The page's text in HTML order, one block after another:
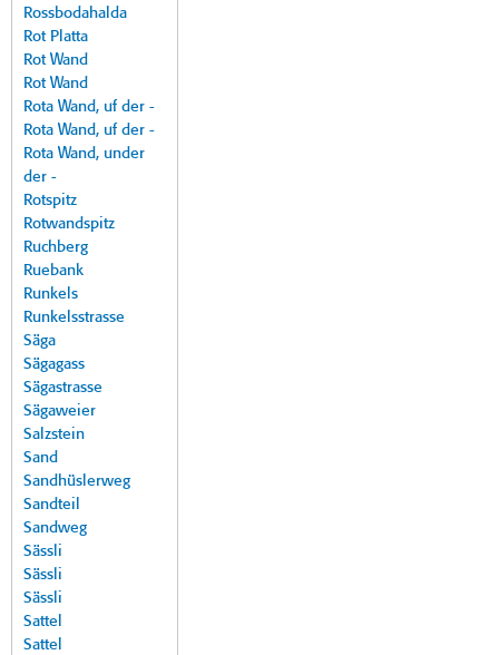
Rossbodahalda
Rot Platta
Rot Wand
Rot Wand
Rota Wand, uf der -
Rota Wand, uf der -
Rota Wand, under
der -
Rotspitz
Rotwandspitz
Ruchberg
Ruebank
Runkels
Runkelsstrasse
Säga
Sägagass
Sägastrasse
Sägaweier
Salzstein
Sand
Sandhüslerweg
Sandteil
Sandweg
Sässli
Sässli
Sässli
Sattel
Sattel